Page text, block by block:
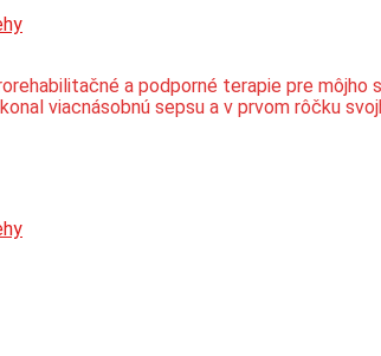
a podporné terapie pre môjho
viacnásobnú sepsu a v prvom rôčku